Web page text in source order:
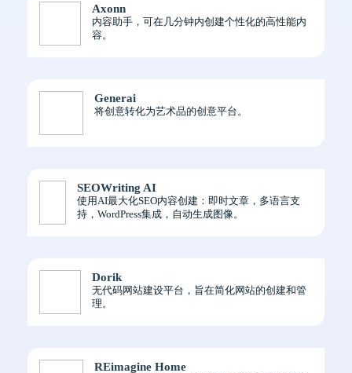
Axonn
内容助手，可在几分钟内创建个性化的高性能内
容。
Generai
将创意转化为艺术品的创意平台。
SEOWriting AI
使用AI最大化SEO内容创建：即时文章，多语言支
持，WordPress集成，自动生成图像。
Dorik
无代码网站建设平台，旨在简化网站的创建和管
理。
REimagine Home